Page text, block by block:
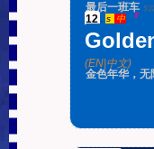
最后一班车
12 . s 中 『
(EN|中文)
金色年华，无